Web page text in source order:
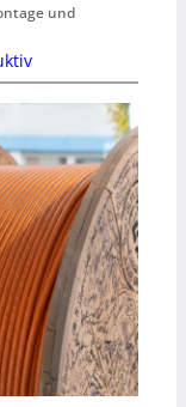
und